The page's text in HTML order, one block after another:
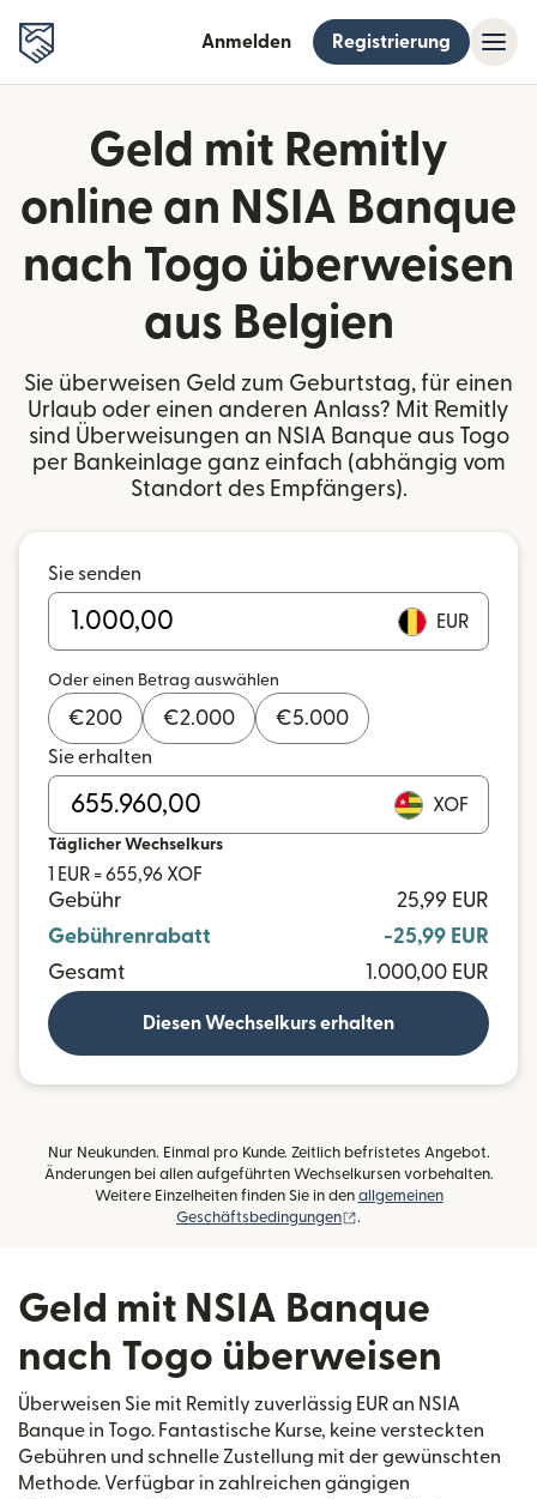
Anmelden Registrierung
Geld mit Remitly
online an NSIA Banque
nach Togo überweisen
aus Belgien
Sie überweisen Geld zum Geburtstag, für einen
Urlaub oder einen anderen Anlass? Mit Remitly
sind Überweisungen an NSIA Banque aus Togo
per Bankeinlage ganz einfach (abhängig vom
Standort des Empfängers).
Sie senden
EUR
Oder einen Betrag auswählen
€200 €2.000 €5.000
Sie erhalten
XOF
Täglicher Wechselkurs
1 EUR = 655,96 XOF
Gebühr
25,99 EUR
Gebührenrabatt
-25,99 EUR
Gesamt
1.000,00 EUR
Diesen Wechselkurs erhalten
Nur Neukunden. Einmal pro Kunde. Zeitlich befristetes Angebot.
Änderungen bei allen aufgeführten Wechselkursen vorbehalten.
Weitere Einzelheiten finden Sie in den allgemeinen
Geschäftsbedingungen
.
Geld mit NSIA Banque
nach Togo überweisen
Überweisen Sie mit Remitly zuverlässig EUR an NSIA
Banque in Togo. Fantastische Kurse, keine versteckten
Gebühren und schnelle Zustellung mit der gewünschten
Methode. Verfügbar in zahlreichen gängigen